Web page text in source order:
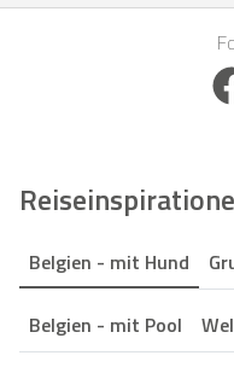
Belgien - mit Hund
Belgien - mit Pool